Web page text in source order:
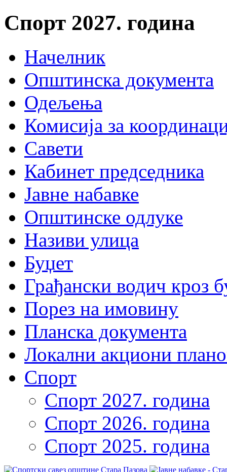
Спорт 2027. година
Начелник
Општинска документа
Одељења
Комисија за
Савети
Кабинет председника
Јавне набавке
Општинске одлуке
Називи улица
Буџет
Грађански водич кроз
Порез на имовину
Планска документа
Локални акциони
Спорт
Спорт 2027. година
Спорт 2026. година
Спорт 2025. година